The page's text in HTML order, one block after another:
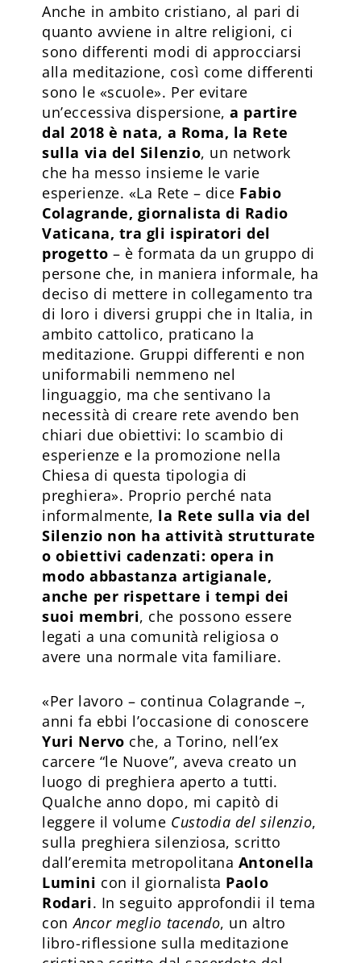
Anche in ambito cristiano, al pari di
quanto avviene in altre religioni, ci
sono differenti modi di approcciarsi
alla meditazione, così come differenti
sono le «scuole». Per evitare
un’eccessiva dispersione,a partire
dal 2018 è nata, a Roma, la Rete
sulla via del Silenzio, un network
che ha messo insieme le varie
esperienze. «La Rete – dice Fabio
Colagrande, giornalista di Radio
Vaticana, tra gli ispiratori del
progetto – è formata da un gruppo di
persone che, in maniera informale, ha
deciso di mettere in collegamento tra
di loro i diversi gruppi che in Italia, in
ambito cattolico, praticano la
meditazione. Gruppi differenti e non
uniformabili nemmeno nel
linguaggio, ma che sentivano la
necessità di creare rete avendo ben
chiari due obiettivi: lo scambio di
esperienze e la promozione nella
Chiesa di questa tipologia di
preghiera». Proprio perché nata
informalmente, la Rete sulla via del
Silenzio non ha attività strutturate
o obiettivi cadenzati: opera in
modo abbastanza artigianale,
anche per rispettare i tempi dei
suoi membri, che possono essere
legati a una comunità religiosa o
avere una normale vita familiare.
«Per lavoro – continua Colagrande –,
anni fa ebbi l’occasione di conoscere
Yuri Nervo che, a Torino, nell’ex
carcere “le Nuove”, aveva creato un
luogo di preghiera aperto a tutti.
Qualche anno dopo, mi capitò di
leggere il volume Custodia del silenzio,
sulla preghiera silenziosa, scritto
dall’eremita metropolitana Antonella
Lumini con il giornalista Paolo
Rodari. In seguito approfondii il tema
conAncor meglio tacendo, un altro
libro-riflessione sulla meditazione